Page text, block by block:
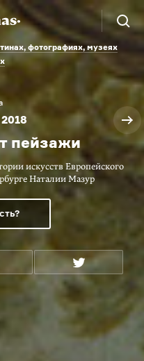
фотографиях, музеях
пейзажи
искусств Европейского
Наталии Мазур